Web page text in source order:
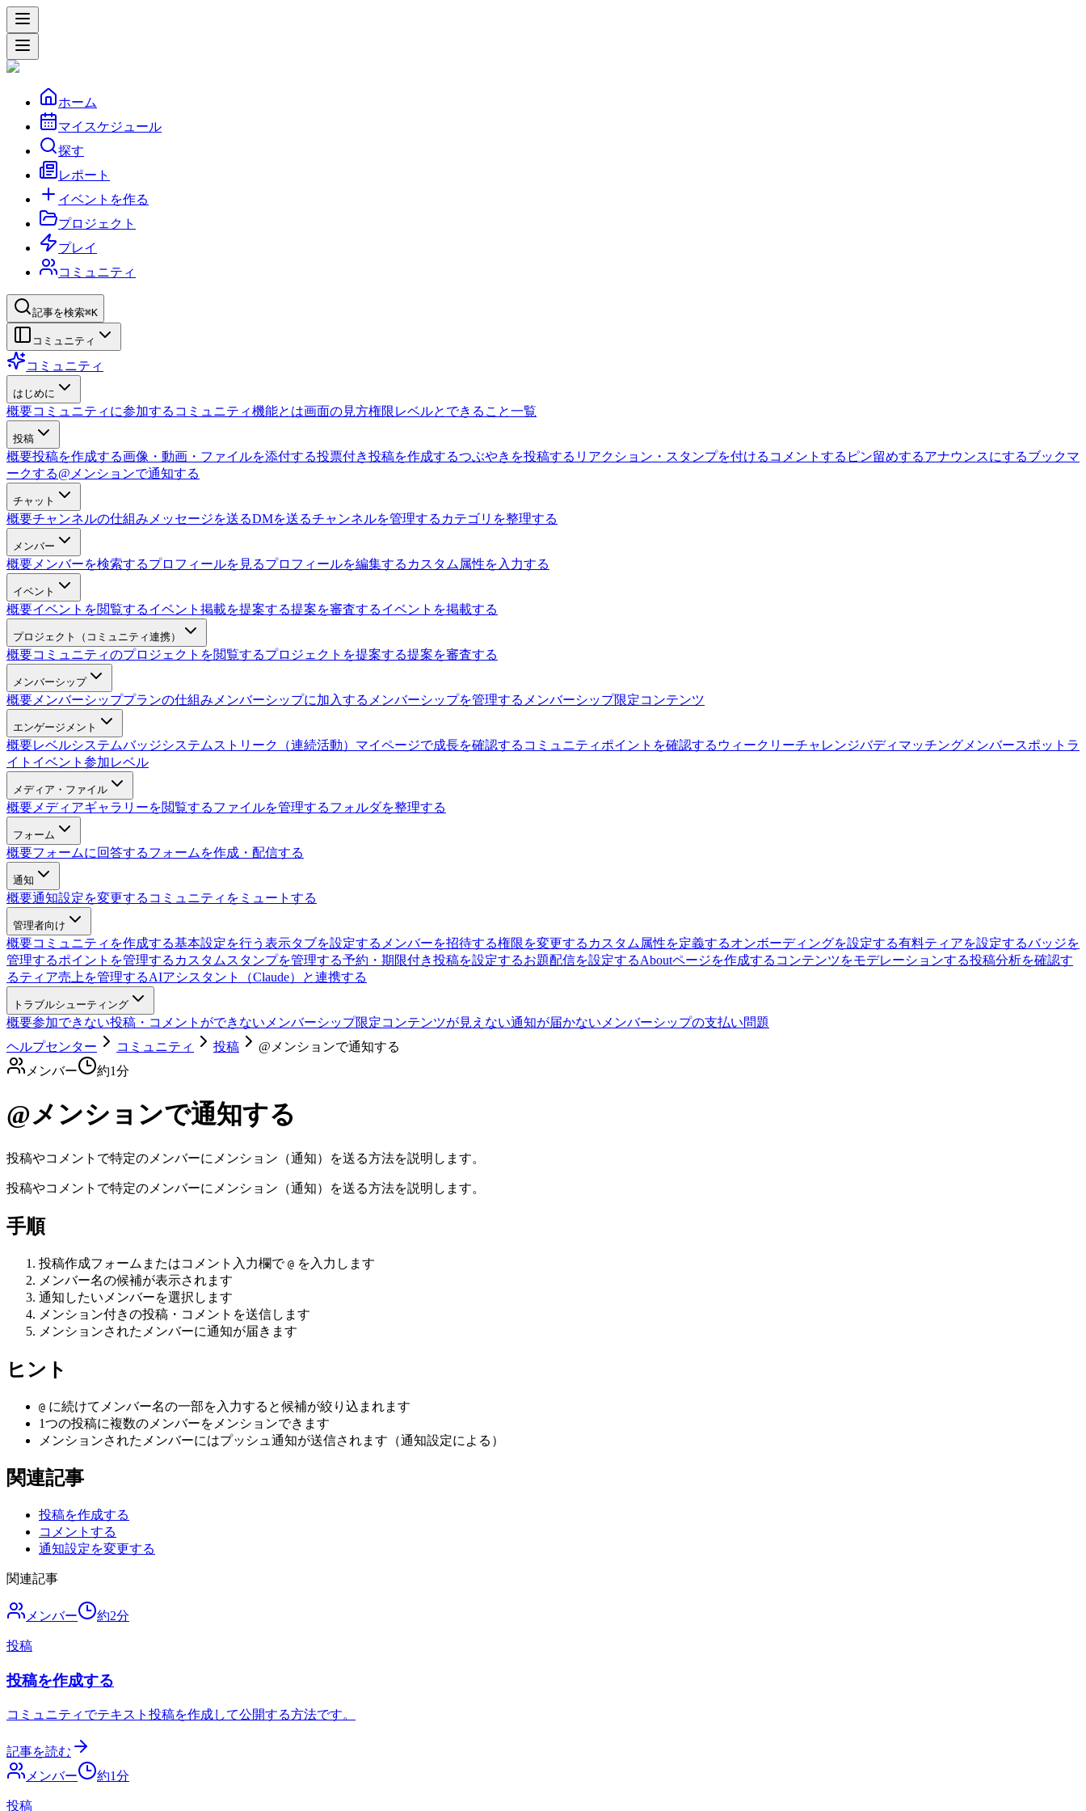
ホーム
マイスケジュール
探す
レポート
イベントを作る
プロジェクト
プレイ
コミュニティ
記事を検索⌘K
コミュニティ
コミュニティ
はじめに
概要コミュニティに参加する コミュニティ機能とは画面の見方権限レベルとできること一覧
投稿
概要投稿を作成する画像・動画・ファイルを添付する投票付き投稿を作成するつぶやきを投稿する リアクション・スタンプを付ける コメントする ピン留めするアナウンスにするブックマ
ークする@メンションで通知する
チャット
概要チャンネルの仕組み メッセージを送るDMを送るチャンネルを管理する カテゴリを整理する
メンバー
概要 メンバーを検索するプロフィールを見るプロフィールを編集する カスタム属性を入力する
イベント
概要イベントを閲覧するイベント掲載を提案する提案を審査するイベントを掲載する
プロジェクト（コミュニティ連携）
概要コミュニティのプロジェクトを閲覧するプロジェクトを提案する提案を審査する
メンバーシップ
概要 メンバーシッププランの仕組み メンバーシップに加入する メンバーシップを管理する メンバーシップ限定コンテンツ
エンゲージメント
概要レベルシステムバッジシステム ストリーク（連続活動） マイページで成長を確認する コミュニティポイントを確認する ウィークリーチャレンジバディマッチング メンバースポットラ
イト イベント参加レベル
メディア・ファイル
概要 メディアギャラリーを閲覧するファイルを管理するフォルダを整理する
フォーム
概要フォームに回答するフォームを作成・配信する
通知
概要通知設定を変更する コミュニティをミュートする
管理者向け
概要コミュニティを作成する基本設定を行う 表示タブを設定する メンバーを招待する権限を変更する カスタム属性を定義するオンボーディングを設定する有料ティアを設定するバッジを
管理するポイントを管理する カスタムスタンプを管理する予約・期限付き投稿を設定するお題配信を設定するAboutページを作成する コンテンツをモデレーションする投稿分析を確認す
るティア売上を管理するAIアシスタント（Claude）と連携する
トラブルシューティング
概要参加できない投稿・コメントができない メンバーシップ限定コンテンツが見えない通知が届かない メンバーシップの支払い問題
ヘルプセンター
コミュニティ 投稿
@メンションで通知する
メンバー
約1分
@メンションで通知する
投稿やコメントで特定のメンバーにメンション（通知）を送る方法を説明します。
投稿やコメントで特定のメンバーにメンション（通知）を送る方法を説明します。
手順
投稿作成フォームまたはコメント入力欄で @ を入力します
メンバー名の候補が表示されます
通知したいメンバーを選択します
メンション付きの投稿・コメントを送信します
メンションされたメンバーに通知が届きます
ヒント
@ に続けてメンバー名の一部を入力すると候補が絞り込まれます
1つの投稿に複数のメンバーをメンションできます
メンションされたメンバーにはプッシュ通知が送信されます（通知設定による）
関連記事
投稿を作成する
コメントする
通知設定を変更する
関連記事
メンバー 約2分
投稿
投稿を作成する
コミュニティでテキスト投稿を作成して公開する方法です。
記事を読む
メンバー
約1分
投稿